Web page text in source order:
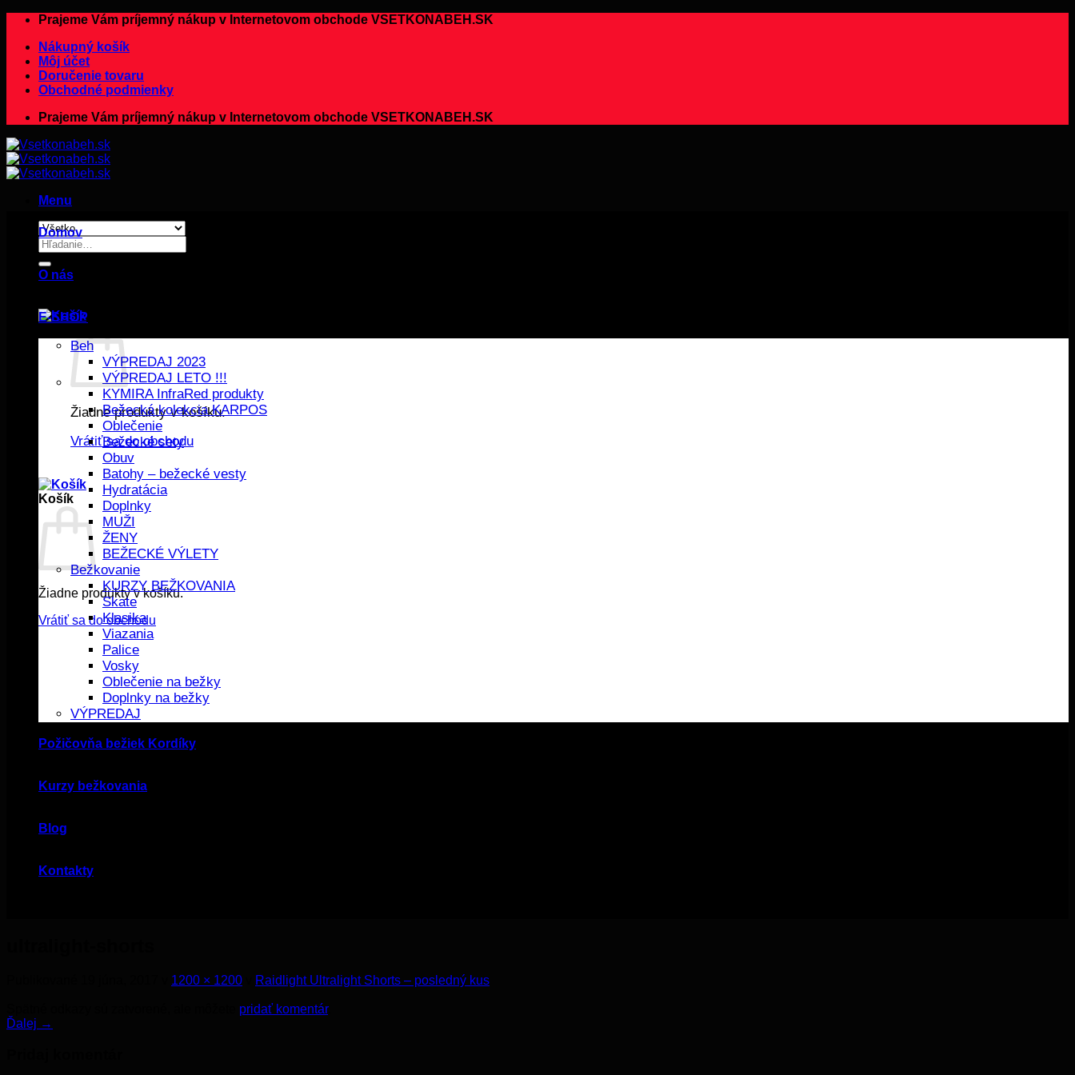
Preskočiť
obsah
Prajeme Vám príjemný nákup v Internetovom obchode VSETKONABEH.SK
Nákupný košík
Môj účet
Doručenie tovaru
Obchodné podmienky
Prajeme Vám príjemný nákup v Internetovom obchode VSETKONABEH.SK
Menu
Hľadať:
Žiadne produkty v košíku.
Vrátiť sa do obchodu
Košík
Žiadne produkty v košíku.
Vrátiť sa do obchodu
Domov
O nás
E-SHOP
Beh
VÝPREDAJ 2023
VÝPREDAJ LETO !!!
KYMIRA InfraRed produkty
Bežecká kolekcia KARPOS
Oblečenie
Bežecké sety
Obuv
Batohy – bežecké vesty
Hydratácia
Doplnky
MUŽI
ŽENY
BEŽECKÉ VÝLETY
Bežkovanie
KURZY BEŽKOVANIA
Skate
Klasika
Viazania
Palice
Vosky
Oblečenie na bežky
Doplnky na bežky
VÝPREDAJ
Požičovňa bežiek Kordíky
Kurzy bežkovania
Blog
Kontakty
1200 × 1200 Raidlight Ultralight Shorts – posledný kus
pridať komentár.
Ďalej →